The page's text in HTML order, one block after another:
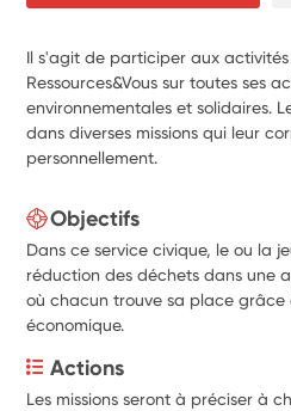
Il s'agit de participer aux
Ressources&Vous sur toutes ses
environnementales et solidaires.
dans diverses missions qui leur
personnellement.
Objectifs
Dans ce service civique, le ou la
réduction des déchets dans une
où chacun trouve sa place
économique.
Actions
Les missions seront à préciser à